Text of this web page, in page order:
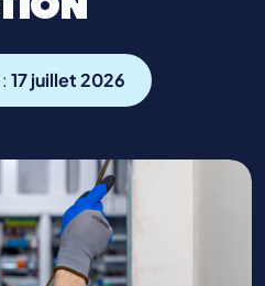
:17 juillet 2026